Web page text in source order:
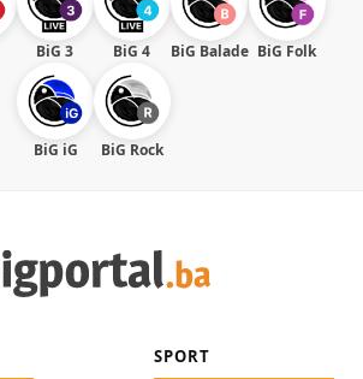
BiG 3 BiG 4 BiG Balade BiG Folk
BiG iG BiG Rock
SPORT